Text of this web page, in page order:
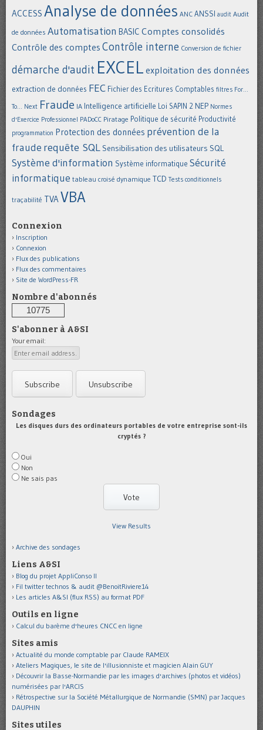
ACCESS Analyse de données ANC ANSSI audit Audit
de données Automatisation BASIC Comptes consolidés
Contrôle des comptes Contrôle interne Conversion de fichier
démarche d'audit EXCEL exploitation des données
extraction de données FEC Fichier des Ecritures Comptables filtres For...
To... Next Fraude IA Intelligence artificielle Loi SAPIN 2 NEP Normes
d'Exercice Professionnel PADoCC Piratage Politique de sécurité Productivité
programmation Protection des données prévention de la
fraude requête SQL Sensibilisation des utilisateurs SQL
Système d'information Système informatique Sécurité
informatique tableau croisé dynamique TCD Tests conditionnels
traçabilité TVAVBA
Connexion
Inscription
Connexion
Flux des publications
Flux des commentaires
Site de WordPress-FR
Nombre d'abonnés
10775
S'abonner à A&SI
Your email:
Sondages
Les disques durs des ordinateurs portables de votre entreprise sont-ils
cryptés ?
Oui
Non
Ne sais pas
View Results
Archive des sondages
Liens A&SI
Blog du projet AppliConso II
Fil twitter technos & audit @BenoitRiviere14
Les articles A&SI (flux RSS) au format PDF
Outils en ligne
Calcul du barème d'heures CNCC en ligne
Sites amis
Actualité du monde comptable par Claude RAMEIX
Ateliers Magiques, le site de l'illusionniste et magicien Alain GUY
Découvrir la Basse-Normandie par les images d'archives (photos et vidéos)
numérisées par l'ARCIS
Rétrospective sur la Société Métallurgique de Normandie (SMN) par Jacques
DAUPHIN
Sites utiles